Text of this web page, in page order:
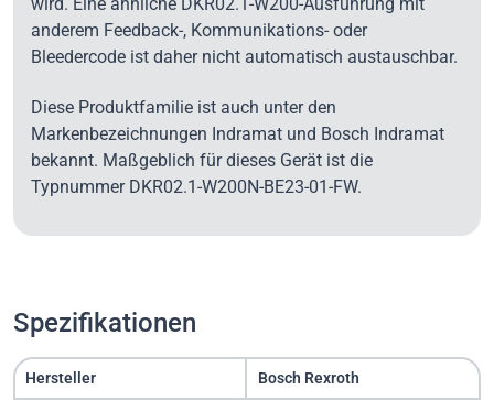
wird. Eine ähnliche DKR02.1-W200-Ausführung mit
anderem Feedback-, Kommunikations- oder
Bleedercode ist daher nicht automatisch austauschbar.
Diese Produktfamilie ist auch unter den
Markenbezeichnungen Indramat und Bosch Indramat
bekannt. Maßgeblich für dieses Gerät ist die
Typnummer DKR02.1-W200N-BE23-01-FW.
Spezifikationen
Hersteller Bosch Rexroth